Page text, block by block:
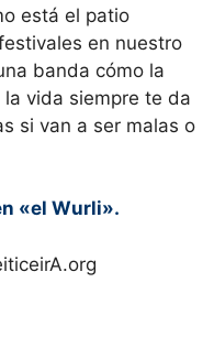
está el patio
en nuestro
banda cómo la
vida siempre te da
si van a ser malas o
«el Wurli».